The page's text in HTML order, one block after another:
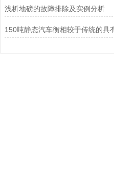
浅析地磅的故障排除及实例分析